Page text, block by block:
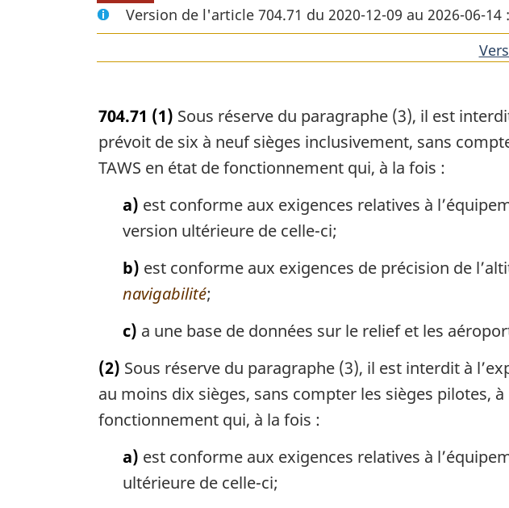
Version de l'article 704.71 du 2020-12-09 au 2026-06-14 :
704.71 (1) Sous réserve du paragraphe (3), il est
prévoit de six à neuf sièges inclusivement, sans
TAWS en état de fonctionnement qui, à la fois :
a) est conforme aux exigences relatives à
version ultérieure de celle-ci;
b) est conforme aux exigences de précision de
navigabilité;
c) a une base de données sur le relief et les
(2) Sous réserve du paragraphe (3), il est interdit à
au moins dix sièges, sans compter les sièges pilotes,
fonctionnement qui, à la fois :
a) est conforme aux exigences relatives à
ultérieure de celle-ci;